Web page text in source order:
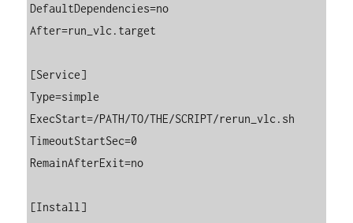
DefaultDependencies=no
After=run_vlc.target
[Service]
Type=simple
ExecStart=/PATH/TO/THE/SCRIPT/rerun_vlc.sh
TimeoutStartSec=0
RemainAfterExit=no
[Install]